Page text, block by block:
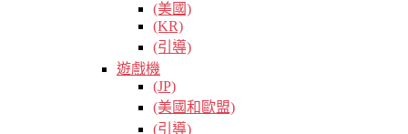
(美國)
(KR)
(引導)
遊戲機
(JP)
(美國和歐盟)
(引導)